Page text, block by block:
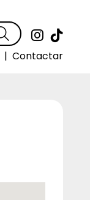
Link a
Cercar
| Contactar